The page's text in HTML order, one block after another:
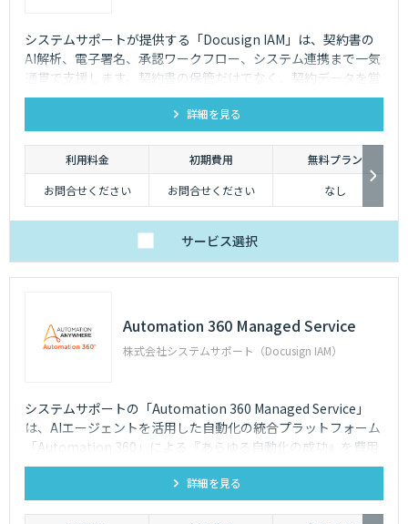
Automation 360 Managed Service
株式会社システムサポート（Docusign IAM）
システムサポートの「Automation 360 Managed Service」
は、AIエージェントを活用した自動化の統合プラットフォーム
「Automation 360」による『あらゆる自動化の成功』を費用
を抑えて提供します。
詳細を見る
システムサポートが提供する「Docusign IAM」は、契約書の
AI解析、電子署名、承認ワークフロー、システム連携まで一気
通貫で支援します。契約書の保管だけでなく、契約データを営
業・法務・経営判断に活用できます。
詳細を見る
利用料金 初期費用
無料プラン
お問合せください
お問合せください なし
サービス選択